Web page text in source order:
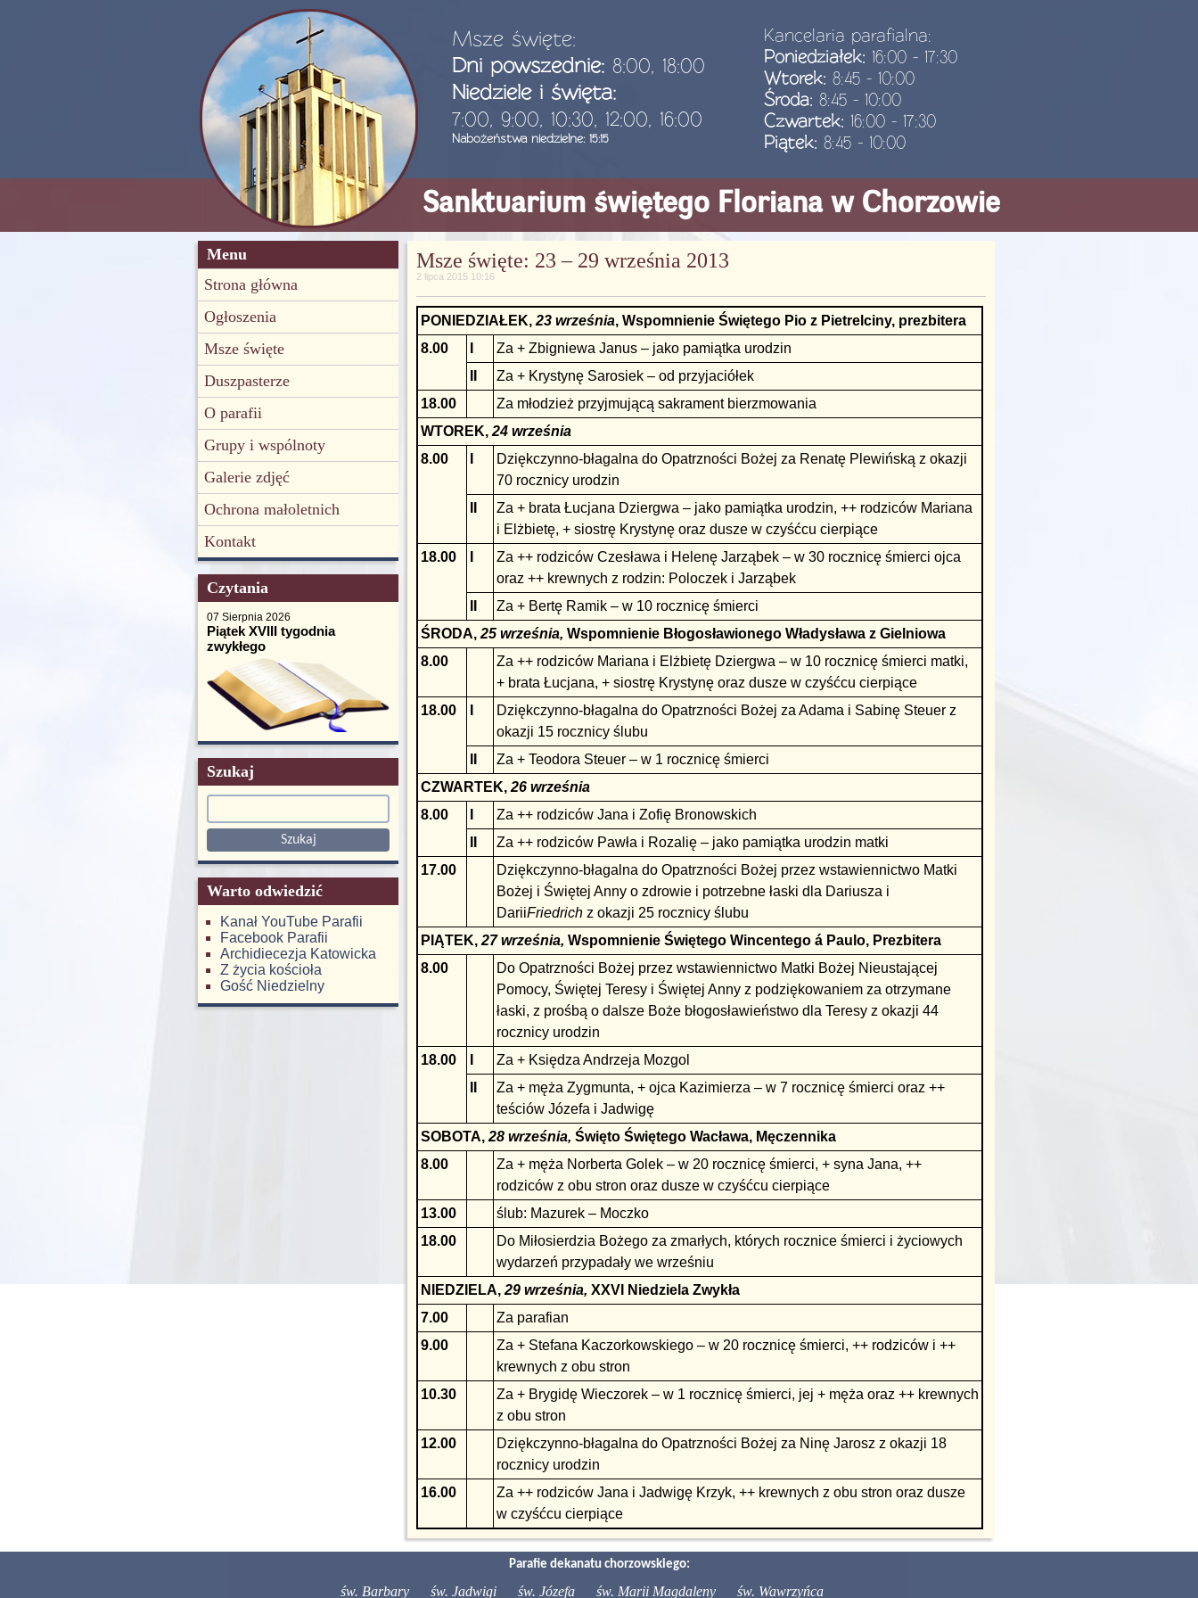
Msze święte:
Dni powszednie: 8:00, 18:00
Niedziele i święta:
7:00, 9:00, 10:30, 12:00, 16:00
Nabożeństwa niedzielne: 15:15
Kancelaria parafialna:
Poniedziałek: 16:00 - 17:30
Wtorek: 8:45 - 10:00
Środa: 8:45 - 10:00
Czwartek: 16:00 - 17:30
Piątek: 8:45 - 10:00
Sanktuarium świętego Floriana w Chorzowie
Menu
Strona główna
Ogłoszenia
Msze święte
Duszpasterze
O parafii
Grupy i wspólnoty
Galerie zdjęć
Ochrona małoletnich
Kontakt
Czytania
07 Sierpnia 2026
Piątek XVIII tygodnia
zwykłego
Szukaj
Warto odwiedzić
Kanał YouTube Parafii
Facebook Parafii
Archidiecezja Katowicka
Z życia kościoła
Gość Niedzielny
Msze święte: 23 – 29 września 2013
2 lipca 2015 10:16
PONIEDZIAŁEK, 23 września, Wspomnienie Świętego Pio z Pietrelciny, prezbitera
8.00
Za + Zbigniewa Janus – jako pamiątka urodzin
Za + Krystynę Sarosiek – od przyjaciółek
18.00
Za młodzież przyjmującą sakrament bierzmowania
WTOREK, 24 września
8.00
Dziękczynno-błagalna do Opatrzności Bożej za Renatę Plewińską z okazji
70 rocznicy urodzin
Za + brata Łucjana Dziergwa – jako pamiątka urodzin, ++ rodziców Mariana
i Elżbietę, + siostrę Krystynę oraz dusze w czyśćcu cierpiące
18.00
Za ++ rodziców Czesława i Helenę Jarząbek – w 30 rocznicę śmierci ojca
oraz ++ krewnych z rodzin: Poloczek i Jarząbek
Za + Bertę Ramik – w 10 rocznicę śmierci
ŚRODA, 25 września, Wspomnienie Błogosławionego Władysława z Gielniowa
8.00
Za ++ rodziców Mariana i Elżbietę Dziergwa – w 10 rocznicę śmierci matki,
+ brata Łucjana, + siostrę Krystynę oraz dusze w czyśćcu cierpiące
18.00
Dziękczynno-błagalna do Opatrzności Bożej za Adama i Sabinę Steuer z
okazji 15 rocznicy ślubu
Za + Teodora Steuer – w 1 rocznicę śmierci
CZWARTEK, 26 września
8.00
Za ++ rodziców Jana i Zofię Bronowskich
Za ++ rodziców Pawła i Rozalię – jako pamiątka urodzin matki
17.00
Dziękczynno-błagalna do Opatrzności Bożej przez wstawiennictwo Matki
Bożej i Świętej Anny o zdrowie i potrzebne łaski dla Dariusza i
DariiFriedrich z okazji 25 rocznicy ślubu
PIĄTEK, 27 września, Wspomnienie Świętego Wincentego á Paulo, Prezbitera
8.00
Do Opatrzności Bożej przez wstawiennictwo Matki Bożej Nieustającej
Pomocy, Świętej Teresy i Świętej Anny z podziękowaniem za otrzymane
łaski, z prośbą o dalsze Boże błogosławieństwo dla Teresy z okazji 44
rocznicy urodzin
18.00
Za + Księdza Andrzeja Mozgol
Za + męża Zygmunta, + ojca Kazimierza – w 7 rocznicę śmierci oraz ++
teściów Józefa i Jadwigę
SOBOTA, 28 września, Święto Świętego Wacława, Męczennika
8.00
Za + męża Norberta Golek – w 20 rocznicę śmierci, + syna Jana, ++
rodziców z obu stron oraz dusze w czyśćcu cierpiące
13.00
ślub: Mazurek – Moczko
18.00
Do Miłosierdzia Bożego za zmarłych, których rocznice śmierci i życiowych
wydarzeń przypadały we wrześniu
NIEDZIELA, 29 września, XXVI Niedziela Zwykła
7.00
Za parafian
9.00
Za + Stefana Kaczorkowskiego – w 20 rocznicę śmierci, ++ rodziców i ++
krewnych z obu stron
10.30
Za + Brygidę Wieczorek – w 1 rocznicę śmierci, jej + męża oraz ++ krewnych
z obu stron
12.00
Dziękczynno-błagalna do Opatrzności Bożej za Ninę Jarosz z okazji 18
rocznicy urodzin
16.00
Za ++ rodziców Jana i Jadwigę Krzyk, ++ krewnych z obu stron oraz dusze
w czyśćcu cierpiące
Parafie dekanatu chorzowskiego:
św. Barbary św. Jadwigi św. Józefa św. Marii Magdaleny św. Wawrzyńca